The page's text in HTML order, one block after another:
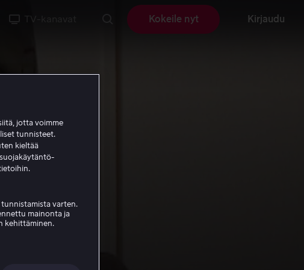
TV-kanavat Kokeile nyt Kirjaudu
jotta voimme
tunnisteet.
kieltää
varten.
mainonta ja
kehittäminen.